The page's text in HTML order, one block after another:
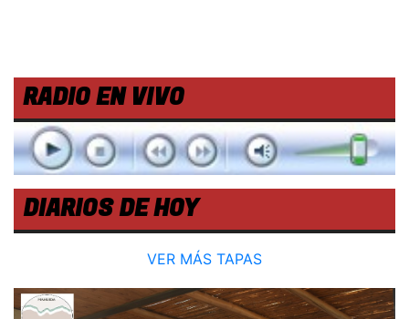
RADIO EN VIVO
DIARIOS DE HOY
VER MÁS TAPAS